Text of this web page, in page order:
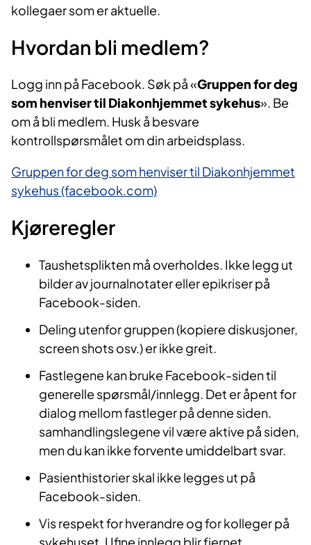
kollegaer som er aktuelle.
Hvordan bli medlem?
Logg inn på Facebook. Søk på «Gruppen for deg
som henviser til Diakonhjemmet sykehus». Be
om å bli medlem. Husk å besvare
kontrollspørsmålet om din arbeidsplass.
Gruppen for deg som henviser til Diakonhjemmet
sykehus (facebook.com)
Kjøreregler
Taushetsplikten må overholdes. Ikke legg ut
bilder av journalnotater eller epikriser på
Facebook-siden.
Deling utenfor gruppen (kopiere diskusjoner,
screen shots osv.) er ikke greit.
Fastlegene kan bruke Facebook-siden til
generelle spørsmål/innlegg. Det er åpent for
dialog mellom fastleger på denne siden.
samhandlingslegene vil være aktive på siden,
men du kan ikke forvente umiddelbart svar.
Pasienthistorier skal ikke legges ut på
Facebook-siden.
Vis respekt for hverandre og for kolleger på
sykehuset. Ufine innlegg blir fjernet.